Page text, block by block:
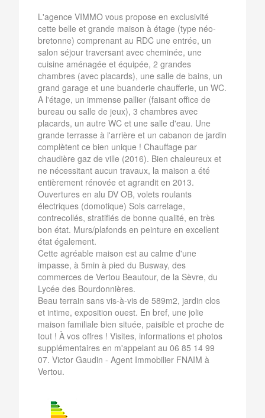
L'agence VIMMO vous propose en exclusivité
cette belle et grande maison à étage (type néo-
bretonne) comprenant au RDC une entrée, un
salon séjour traversant avec cheminée, une
cuisine aménagée et équipée, 2 grandes
chambres (avec placards), une salle de bains, un
grand garage et une buanderie chaufferie, un WC.
A l'étage, un immense pallier (faisant office de
bureau ou salle de jeux), 3 chambres avec
placards, un autre WC et une salle d'eau. Une
grande terrasse à l'arrière et un cabanon de jardin
complètent ce bien unique ! Chauffage par
chaudière gaz de ville (2016). Bien chaleureux et
ne nécessitant aucun travaux, la maison a été
entièrement rénovée et agrandit en 2013.
Ouvertures en alu DV OB, volets roulants
électriques (domotique) Sols carrelage,
contrecollés, stratifiés de bonne qualité, en très
bon état. Murs/plafonds en peinture en excellent
état également.
Cette agréable maison est au calme d'une
impasse, à 5min à pied du Busway, des
commerces de Vertou Beautour, de la Sèvre, du
Lycée des Bourdonnières.
Beau terrain sans vis-à-vis de 589m2, jardin clos
et intime, exposition ouest. En bref, une jolie
maison familiale bien située, paisible et proche de
tout ! À vos offres ! Visites, informations et photos
supplémentaires en m'appelant au 06 85 14 99
07. Victor Gaudin - Agent Immobilier FNAIM à
Vertou.